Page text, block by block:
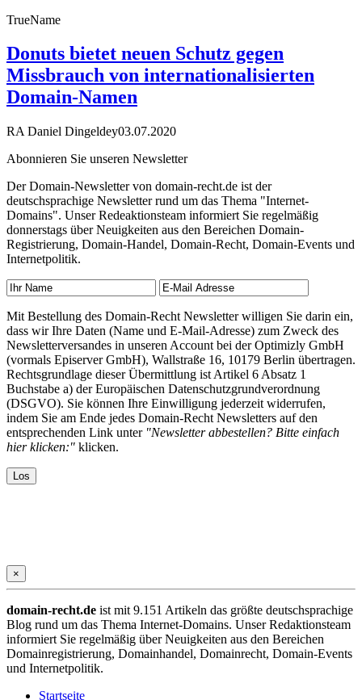
TrueName
Donuts bietet neuen Schutz gegen
Missbrauch von internationalisierten
Domain-Namen
RA Daniel Dingeldey03.07.2020
Abonnieren Sie unseren Newsletter
Der Domain-Newsletter von domain-recht.de ist der
deutschsprachige Newsletter rund um das Thema "Internet-
Domains". Unser Redeaktionsteam informiert Sie regelmäßig
donnerstags über Neuigkeiten aus den Bereichen Domain-
Registrierung, Domain-Handel, Domain-Recht, Domain-Events und
Internetpolitik.
Mit Bestellung des Domain-Recht Newsletter willigen Sie darin ein,
dass wir Ihre Daten (Name und E-Mail-Adresse) zum Zweck des
Newsletterversandes in unseren Account bei der Optimizly GmbH
(vormals Episerver GmbH), Wallstraße 16, 10179 Berlin übertragen.
Rechtsgrundlage dieser Übermittlung ist Artikel 6 Absatz 1
Buchstabe a) der Europäischen Datenschutzgrundverordnung
(DSGVO). Sie können Ihre Einwilligung jederzeit widerrufen,
indem Sie am Ende jedes Domain-Recht Newsletters auf den
entsprechenden Link unter "Newsletter abbestellen? Bitte einfach
hier klicken:" klicken.
×
domain-recht.de ist mit 9.151 Artikeln das größte deutschsprachige
Blog rund um das Thema Internet-Domains. Unser Redaktionsteam
informiert Sie regelmäßig über Neuigkeiten aus den Bereichen
Domainregistrierung, Domainhandel, Domainrecht, Domain-Events
und Internetpolitik.
Startseite